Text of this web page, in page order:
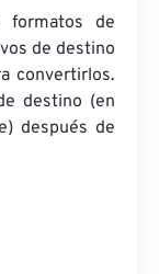
formatos de
de destino
convertirlos.
destino (en
después de